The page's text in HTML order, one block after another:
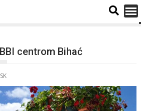
centrom Bihać